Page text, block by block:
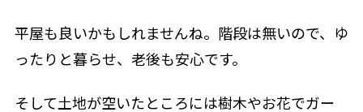
平屋も良いかもしれませんね。階段は無いので、ゆ
ったりと暮らせ、老後も安心です。
そして土地が空いたところには樹木やお花でガー